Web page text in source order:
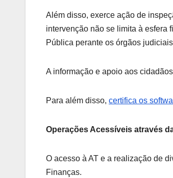
Além disso, exerce ação de
intervenção não se limita à esfera
Pública perante os órgãos
A informação e apoio aos
Para além disso, certifica os
Operações Acessíveis através
O acesso à AT e a realização de
Finanças.